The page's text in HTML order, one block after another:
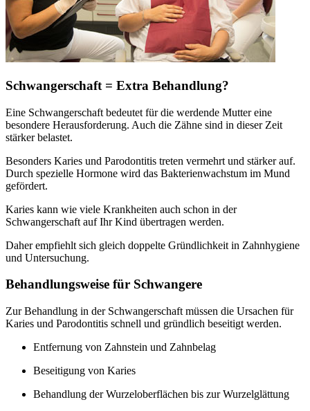
Schwangerschaft = Extra Behandlung?
Eine Schwangerschaft bedeutet für die werdende Mutter eine
besondere Herausforderung. Auch die Zähne sind in dieser Zeit
stärker belastet.
Besonders Karies und Parodontitis treten vermehrt und stärker auf.
Durch spezielle Hormone wird das Bakterienwachstum im Mund
gefördert.
Karies kann wie viele Krankheiten auch schon in der
Schwangerschaft auf Ihr Kind übertragen werden.
Daher empfiehlt sich gleich doppelte Gründlichkeit in Zahnhygiene
und Untersuchung.
Behandlungsweise für Schwangere
Zur Behandlung in der Schwangerschaft müssen die Ursachen für
Karies und Parodontitis schnell und gründlich beseitigt werden.
Entfernung von Zahnstein und Zahnbelag
Beseitigung von Karies
Behandlung der Wurzeloberflächen bis zur Wurzelglättung